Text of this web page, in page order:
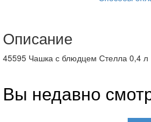
Описание
45595 Чашка с блюдцем Стелла 0,4 л
Вы недавно